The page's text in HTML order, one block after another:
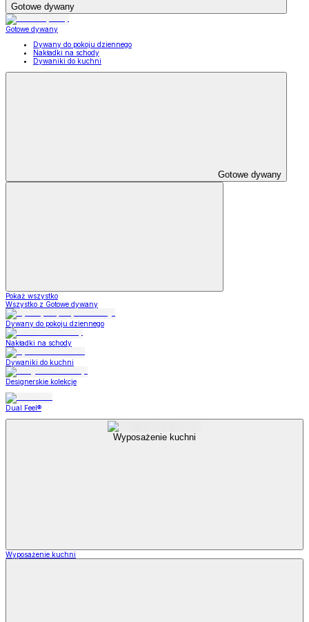
Gotowe dywany
Gotowe dywany
Dywany do pokoju dziennego
Nakładki na schody
Dywaniki do kuchni
Gotowe dywany
Pokaż wszystko
Wszystko z Gotowe dywany
Dywany do pokoju dziennego
Nakładki na schody
Dywaniki do kuchni
Designerskie kolekcje
Dual Feel®
Wyposażenie kuchni
Wyposażenie kuchni